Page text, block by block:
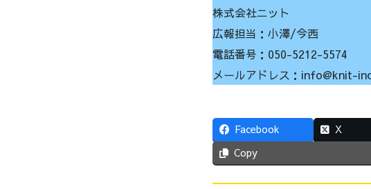
株式会社ニット
広報担当：小澤/今西
電話番号：050-5212-5574
メールアドレス：info@knit-
Facebook X
Copy